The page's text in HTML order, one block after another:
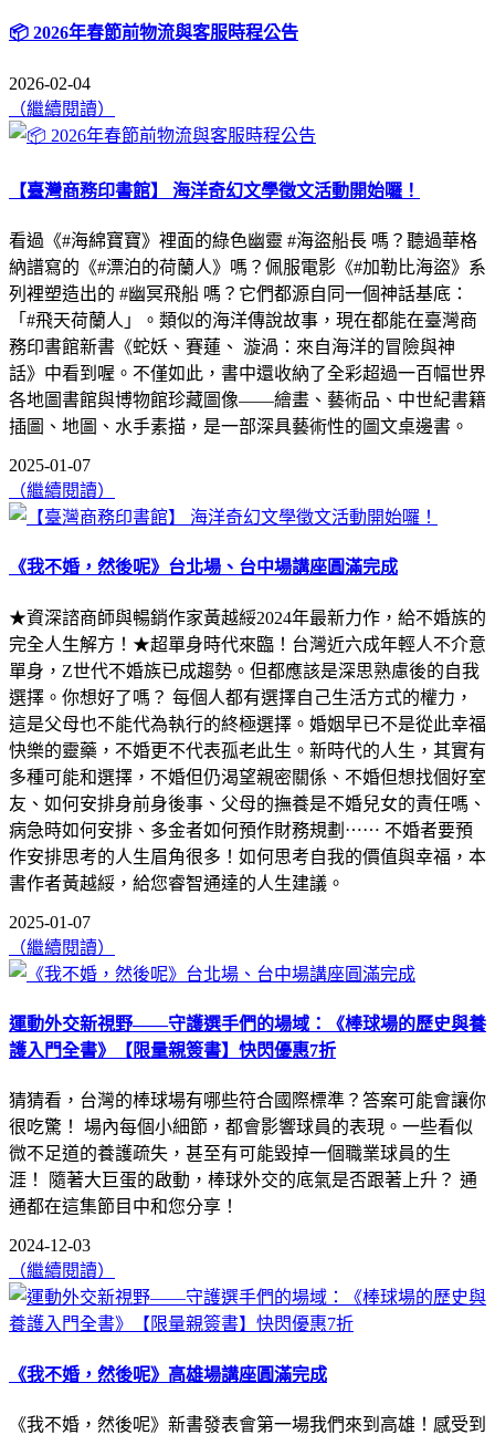
📦 2026年春節前物流與客服時程公告
2026-02-04
（繼續閱讀）
【臺灣商務印書館】 海洋奇幻文學徵文活動開始囉！
看過《#海綿寶寶》裡面的綠色幽靈 #海盜船長 嗎？聽過華格
納譜寫的《#漂泊的荷蘭人》嗎？佩服電影《#加勒比海盜》系
列裡塑造出的 #幽冥飛船 嗎？它們都源自同一個神話基底：
「#飛天荷蘭人」。類似的海洋傳說故事，現在都能在臺灣商
務印書館新書《蛇妖、賽蓮、 漩渦：來自海洋的冒險與神
話》中看到喔。不僅如此，書中還收納了全彩超過一百幅世界
各地圖書館與博物館珍藏圖像——繪畫、藝術品、中世紀書籍
插圖、地圖、水手素描，是一部深具藝術性的圖文桌邊書。
2025-01-07
（繼續閱讀）
《我不婚，然後呢》台北場、台中場講座圓滿完成
★資深諮商師與暢銷作家黃越綏2024年最新力作，給不婚族的
完全人生解方！★超單身時代來臨！台灣近六成年輕人不介意
單身，Z世代不婚族已成趨勢。但都應該是深思熟慮後的自我
選擇。你想好了嗎？ 每個人都有選擇自己生活方式的權力，
這是父母也不能代為執行的終極選擇。婚姻早已不是從此幸福
快樂的靈藥，不婚更不代表孤老此生。新時代的人生，其實有
多種可能和選擇，不婚但仍渴望親密關係、不婚但想找個好室
友、如何安排身前身後事、父母的撫養是不婚兒女的責任嗎、
病急時如何安排、多金者如何預作財務規劃⋯⋯ 不婚者要預
作安排思考的人生眉角很多！如何思考自我的價值與幸福，本
書作者黃越綏，給您睿智通達的人生建議。
2025-01-07
（繼續閱讀）
運動外交新視野——守護選手們的場域：《棒球場的歷史與養
護入門全書》【限量親簽書】快閃優惠7折
猜猜看，台灣的棒球場有哪些符合國際標準？答案可能會讓你
很吃驚！ 場內每個小細節，都會影響球員的表現。一些看似
微不足道的養護疏失，甚至有可能毀掉一個職業球員的生
涯！ 隨著大巨蛋的啟動，棒球外交的底氣是否跟著上升？ 通
通都在這集節目中和您分享！
2024-12-03
（繼續閱讀）
《我不婚，然後呢》高雄場講座圓滿完成
《我不婚，然後呢》新書發表會第一場我們來到高雄！感受到